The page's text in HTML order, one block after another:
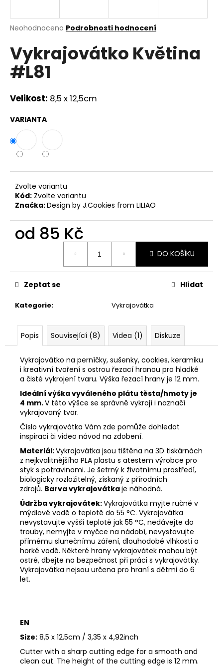
Průměrné
produktu
je
0,0
z
hvězdiček.
Neohodnoceno Podrobnosti hodnocení
Vykrajovátko Květina
#L81
Velikost: 8,5 x 12,5cm
VARIANTA
Zvolte variantu
Kód: Zvolte variantu
Značka:Design by J.Cookies from LILIAO
od 85 Kč
DO KOŠÍKU
Kategorie: Vykrajovátka
Zeptat se Hlídat
Popis Související (8) Videa (1) Diskuze
Vykrajovátko na perníčky, sušenky, cookies, keramiku
i kreativní tvoření s ostrou řezací hranou pro hladké
a čisté vykrojení tvaru. Výška řezací hrany je 12 mm.
Ideální výška vyváleného plátu těsta/hmoty je
4 mm.V této výšce se správně vykrojí i naznačí
vykrajovaný tvar.
Číslo vykrajovátka Vám zde pomůže dohledat
inspiraci či video návod na zdobení.
Materiál:Vykrajovátka jsou tištěna na 3D tiskárnách
z nejkvalitnějšího PLA plastu s atestem výrobce pro
styk s potravinami. Je šetrný k životnímu prostředí,
biologicky rozložitelný, získaný z přírodních
zdrojů. Barva vykrajovátkaje náhodná.
Údržba vykrajovátek:Vykrajovátka myjte ručně v
mýdlové vodě o teplotě do 55 °C. Vykrajovátka
nevystavujte vyšší teplotě jak 55 °C, nedávejte do
trouby, nemyjte v myčce na nádobí, nevystavujte
přímému slunečnímu záření, dlouhodobé vlhkosti a
horké vodě. Některé hrany vykrajovátek mohou být
ostré, dbejte na bezpečnost při práci s vykrajovátky.
Vykrajovátka nejsou určena pro hraní s dětmi do 6
let.
EN
Size: 8,5 x 12,5cm / 3,35 x 4,92inch
Cutter with a sharp cutting edge for a smooth and
clean cut. The height of the cutting edge is 12 mm.
j
t
?
D
o
p
o
č
u
m
e
VYKRAJOVÁTKA
#860
Kč